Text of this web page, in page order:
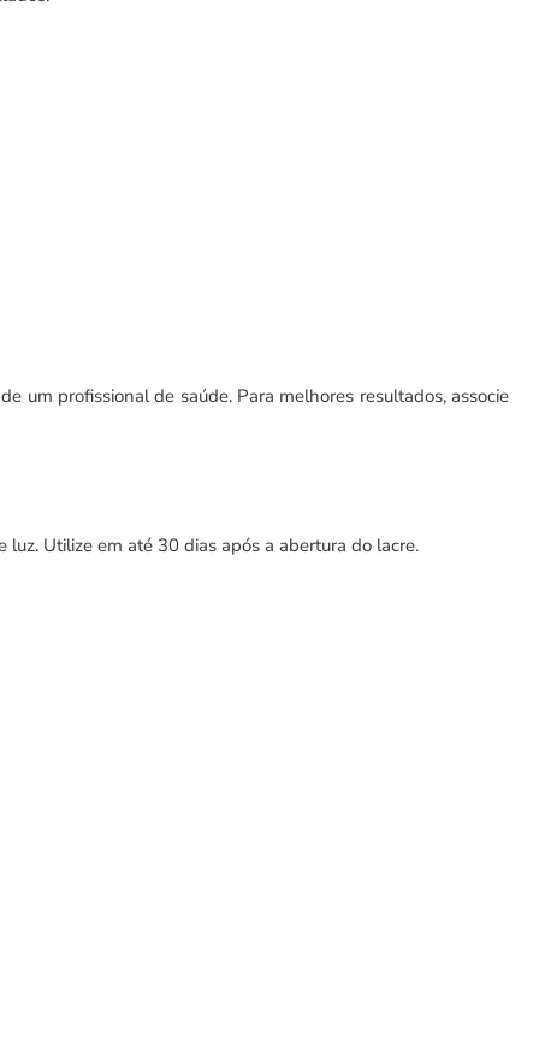
um profissional de saúde. Para melhores resultados, associe
Utilize em até 30 dias após a abertura do lacre.